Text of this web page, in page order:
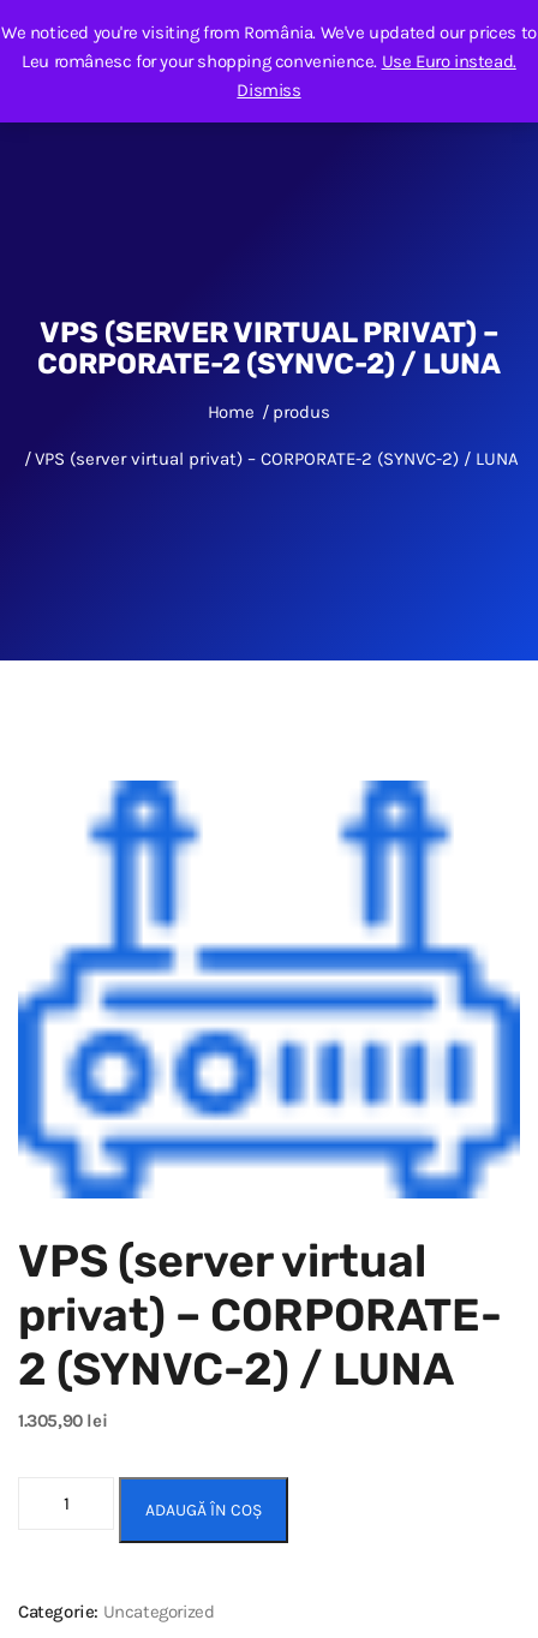
VPS (SERVER VIRTUAL PRIVAT) –
CORPORATE-2 (SYNVC-2) / LUNA
Home produs
VPS (server virtual privat) – CORPORATE-2 (SYNVC-2) / LUNA
VPS (server virtual
privat) – CORPORATE-
2 (SYNVC-2) / LUNA
1.305,90 lei
ADAUGĂ ÎN COȘ
Categorie: Uncategorized
We noticed you're visiting from România. We've updated our prices to
Leu românesc for your shopping convenience. Use Euro instead.
Dismiss